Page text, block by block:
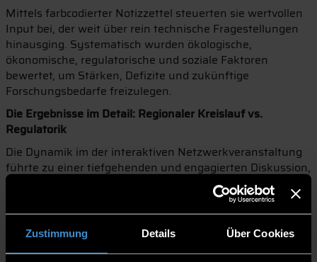
Zustimmung Details Über Cookies
Mittels farbcodierter Notizzettel steuerten sie wertvollen
Input bei, der weit über rein technische Fragestellungen
hinausging. Systematisch wurden ökologische,
ökonomische, regulatorische und soziale Faktoren
bewertet, um Stärken, Defizite und zukünftige
Forschungsbedarfe freizulegen.
Die Ergebnisse im Detail: Regionaler Kreislauf vs.
Regulatorik
Die Dynamik im der interaktiven Netzwerkveranstaltung
führte zu einer tiefgehenden und engagierten Diskussion,
aus der trotz unterschiedlicher Detailmeinungen ein
Wasserstoff aus biogenen Quellen bewerteten die
Teilnehmenden die konsequente Regionalität, die